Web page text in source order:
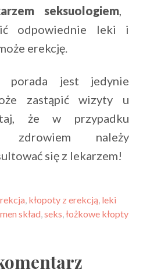
seksuologiem,
odpowiednie leki i
erekcję.
porada jest jedynie
zastąpić wizyty u
że w przypadku
zdrowiem należy
się z lekarzem!
, kłopoty z erekcją, leki
skład,seks,łożkowe kłopty